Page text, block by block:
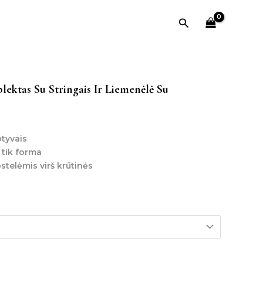
Paieška
Su Stringais Ir Liemenėlė Su
tik forma
virš krūtinės